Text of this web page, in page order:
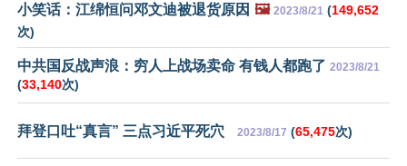
小笑话：江绵恒问邓文迪被退货原因 🖼️ 2023/8/21 (149,652
次)
中共国反战声浪：穷人上战场卖命 有钱人都跑了 2023/8/21
(33,140次)
拜登口吐“真言” 三点习近平死穴 2023/8/17 (65,475次)